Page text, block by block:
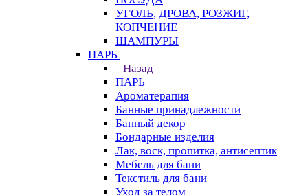
УГОЛЬ, ДРОВА, РОЗЖИГ,
КОПЧЕНИЕ
ШАМПУРЫ
ПАРЬ
Назад
ПАРЬ
Ароматерапия
Банные принадлежности
Банный декор
Бондарные изделия
Лак, воск, пропитка, антисептик
Мебель для бани
Текстиль для бани
Уход за телом